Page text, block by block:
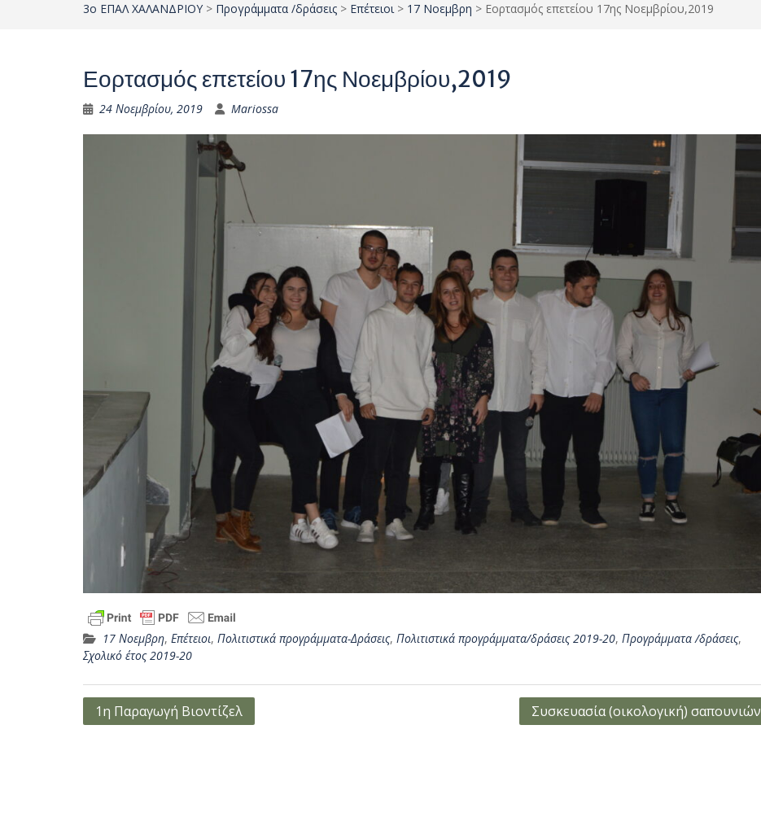
3ο ΕΠΑΛ ΧΑΛΑΝΔΡΙΟΥ > Προγράμματα /δράσεις > Επέτειοι> 17 Νοεμβρη > Εορτασμός επετείου 17ης Νοεμβρίου,2019
Εορτασμός επετείου 17ης Νοεμβρίου,2019
24 Νοεμβρίου, 2019 Mariossa
17 Νοεμβρη, Επέτειοι, Πολιτιστικά προγράμματα-Δράσεις, Πολιτιστικά προγράμματα/δράσεις 2019-20, Προγράμματα /δράσεις,
Σχολικό έτος 2019-20
Πλοήγηση
1η Παραγωγή Βιοντίζελ Συσκευασία (οικολογική) σαπουνιών